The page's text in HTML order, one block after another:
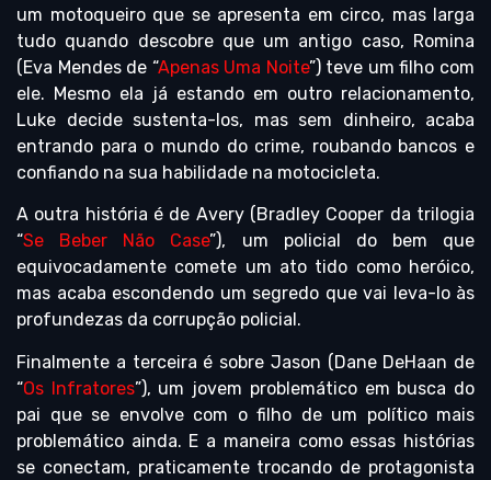
um motoqueiro que se apresenta em circo, mas larga
tudo quando descobre que um antigo caso, Romina
(Eva Mendes de “Apenas Uma Noite”) teve um filho com
ele. Mesmo ela já estando em outro relacionamento,
Luke decide sustenta-los, mas sem dinheiro, acaba
entrando para o mundo do crime, roubando bancos e
confiando na sua habilidade na motocicleta.
A outra história é de Avery (Bradley Cooper da trilogia
“Se Beber Não Case”), um policial do bem que
equivocadamente comete um ato tido como heróico,
mas acaba escondendo um segredo que vai leva-lo às
profundezas da corrupção policial.
Finalmente a terceira é sobre Jason (Dane DeHaan de
“Os Infratores”), um jovem problemático em busca do
pai que se envolve com o filho de um político mais
problemático ainda. E a maneira como essas histórias
se conectam, praticamente trocando de protagonista